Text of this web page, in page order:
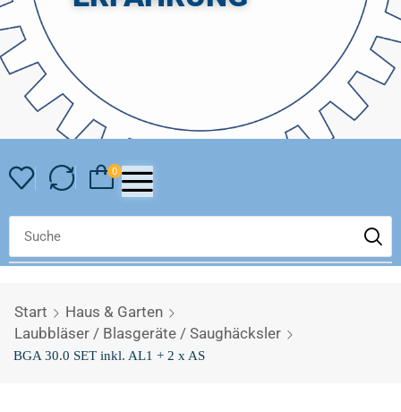
0
Start
Haus & Garten
Laubbläser / Blasgeräte / Saughäcksler
BGA 30.0 SET inkl. AL1 + 2 x AS